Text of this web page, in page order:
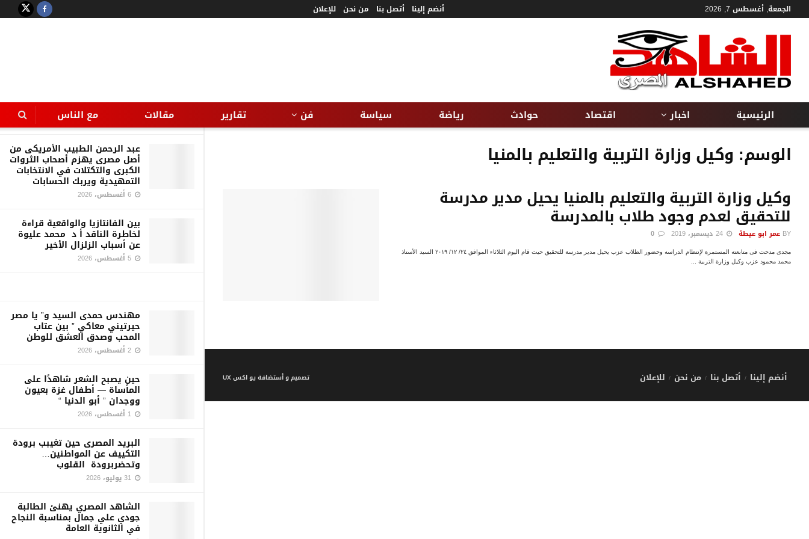
LATEST
ترى من يدير اللعبة؟
عبد الرحمن الطبيب الأمريكى من
أصل مصرى يهزم أصحاب الثروات
الكبرى والتكتلات في الانتخابات
التمهيدية ويربك الحسابات
بين الفانتازيا والواقعية قراءة
لخاطرة الناقد أ د محمد عليوة
عن أسباب الزلزال الأخير
مهندس حمدى السيد و” يا مصر
حيرتيني معاكي ” بين عتاب
المحب وصدق العشق للوطن
حين يصبح الشعر شاهدًا على
المأساة — أطفال غزة بعيون
ووجدان ” أبو الدنيا “
البريد المصرى حين تغيبب برودة
التكييف عن المواطنين…
وتحضربرودة القلوب
الشاهد المصري يهنئ الطالبة
جودي علي جمال بمناسبة النجاح
في الثانوية العامة
الجمعة, أغسطس 7, 2026 أنضم إلينا أتصل بنا من نحن للإعلان
الرئيسية اخبار اقتصاد حوادث رياضة سياسة فن تقارير مقالات مع الناس
الوسم: وكيل وزارة التربية والتعليم بالمنيا
وكيل وزارة التربية والتعليم بالمنيا يحيل مدير مدرسة
للتحقيق لعدم وجود طلاب بالمدرسة
BY عمر ابو عيطة
مجدى مدحت فى متابعته المستمرة لإنتظام الدراسه وحضور الطلاب عزب يحيل مدير مدرسة للتحقيق حيث قام اليوم الثلاثاء الموافق ٢٤/ ١٢/ ٢٠١٩ السيد الأستاذ
محمد محمود عزب وكيل وزارة التربية ...
أنضم إلينا أتصل بنا من نحن للإعلان تصميم و أستضافة يو اكس UX